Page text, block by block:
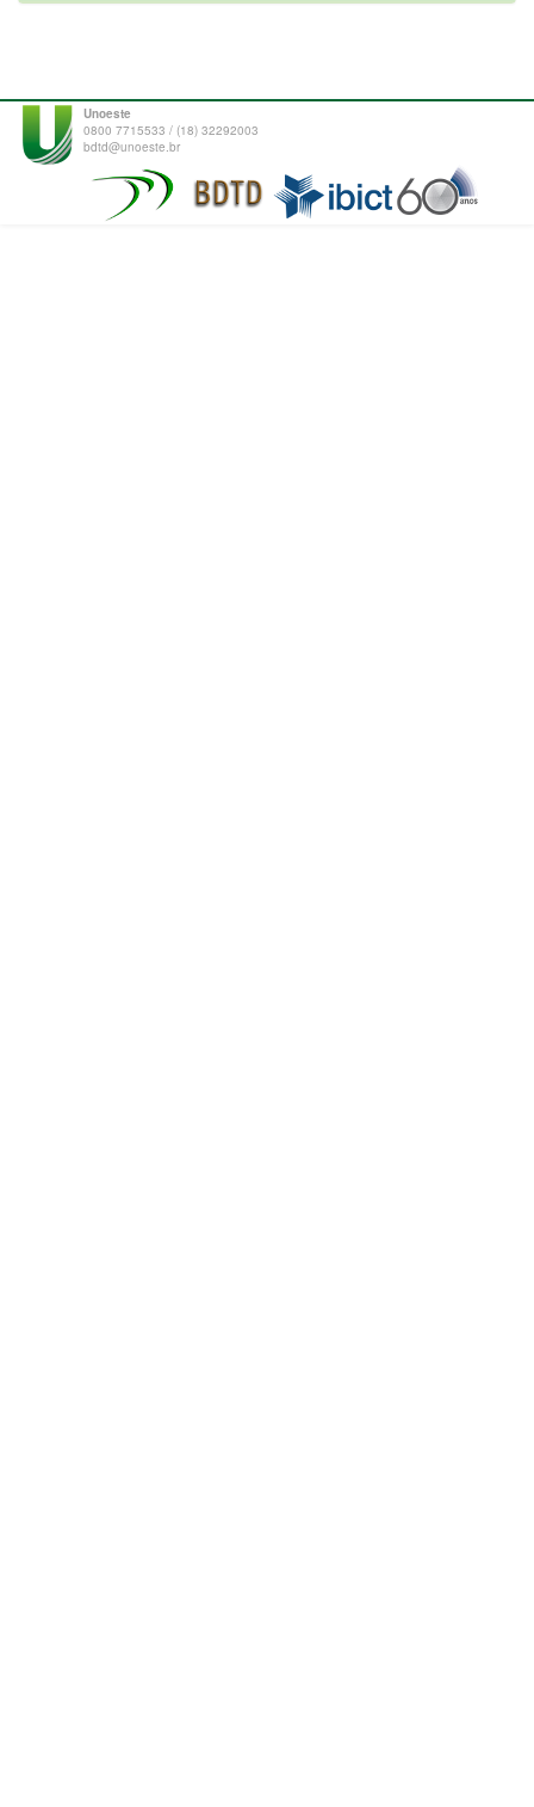
Unoeste
0800 7715533 / (18) 32292003
bdtd@unoeste.br